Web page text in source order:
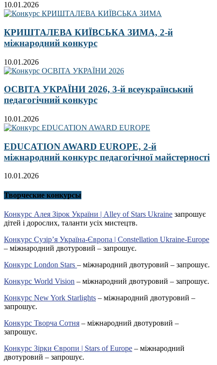
10.01.2026
КРИШТАЛЕВА КИЇВСЬКА ЗИМА, 2-й
міжнародний конкурс
10.01.2026
ОСВІТА УКРАЇНИ 2026, 3-й всеукраїнський
педагогічний конкурс
10.01.2026
EDUCATION AWARD EUROPE, 2-й
міжнародний конкурс педагогічної майстерності
10.01.2026
Творческие конкурсы
Конкурс Алея Зірок України | Alley of Stars Ukraine запрошує
дітей і дорослих, таланти усіх мистецтв.
Конкурс Сузір’я Україна-Європа | Constellation Ukraine-Europe
– міжнародний двотуровий – запрошує.
Конкурс London Stars – міжнародний двотуровий – запрошує.
Конкурс World Vision – міжнародний двотуровий – запрошує.
Конкурс New York Starlights – міжнародний двотуровий –
запрошує.
Конкурс Творча Сотня – міжнародний двотуровий –
запрошує.
Конкурс Зірки Європи | Stars of Europe – міжнародний
двотуровий – запрошує.